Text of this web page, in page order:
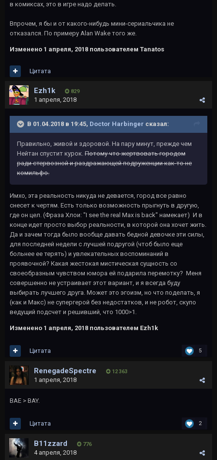
в комиксах, это в игре надо делать.
Впрочем, я бы и от какого-нибудь мини-сериальчика не
отказался. По примеру Alan Wake того же.
Изменено 1 апреля, 2018 пользователем Tanatos
Цитата
Ezh1k 829
1 апреля, 2018
В 01.04.2018 в 19:45, Doctor Harbinger сказал:
Правильно, живой и здоровой. На пару минут, прежде чем
Нейтан спустит курок. Потому что жертвовать городом
ради стервозной и раздражающей подруженции как-то не
комильфо.
Имхо, эта реальность никуда не девается, город все равно
снесет к чертям. Есть только возможность прыгнуть в другую,
где он цел. (Фраза Хлои: "I see the real Max is back" намекает) И в
конце идет просто выбор реальности, в которой она хочет жить.
Да и зачем тогда было вообще давать бедной девочке эти силы,
для последней недели с лучшей подругой (чтоб было еще
больнее ее терять) и увлекательных воспоминаний в
проявочной? Какая жестокая мистическая сущность со
своеобразным чувством юмора ей подарила перемотку? Меня
совершенно не устраивает этот вариант, и я всегда буду
выбирать лучшего друга. Может это эгоизм, но что поделать, я
(как и Макс) не супергерой без недостатков, и не робот, скупо
ведущий подсчет и решивший, что 1000>1.
Изменено 1 апреля, 2018 пользователем Ezh1k
5
Цитата
RenegadeSpectre 12 363
1 апреля, 2018
BAE > BAY.
2
Цитата
B11zzard 776
4 апреля, 2018